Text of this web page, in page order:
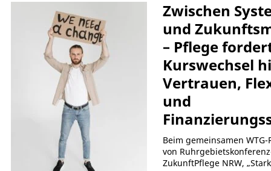
Zwischen
und
– Pflege
Kurswechsel
Vertrauen,
und
Beim gemeinsamen
von
ZukunftPflege NRW,